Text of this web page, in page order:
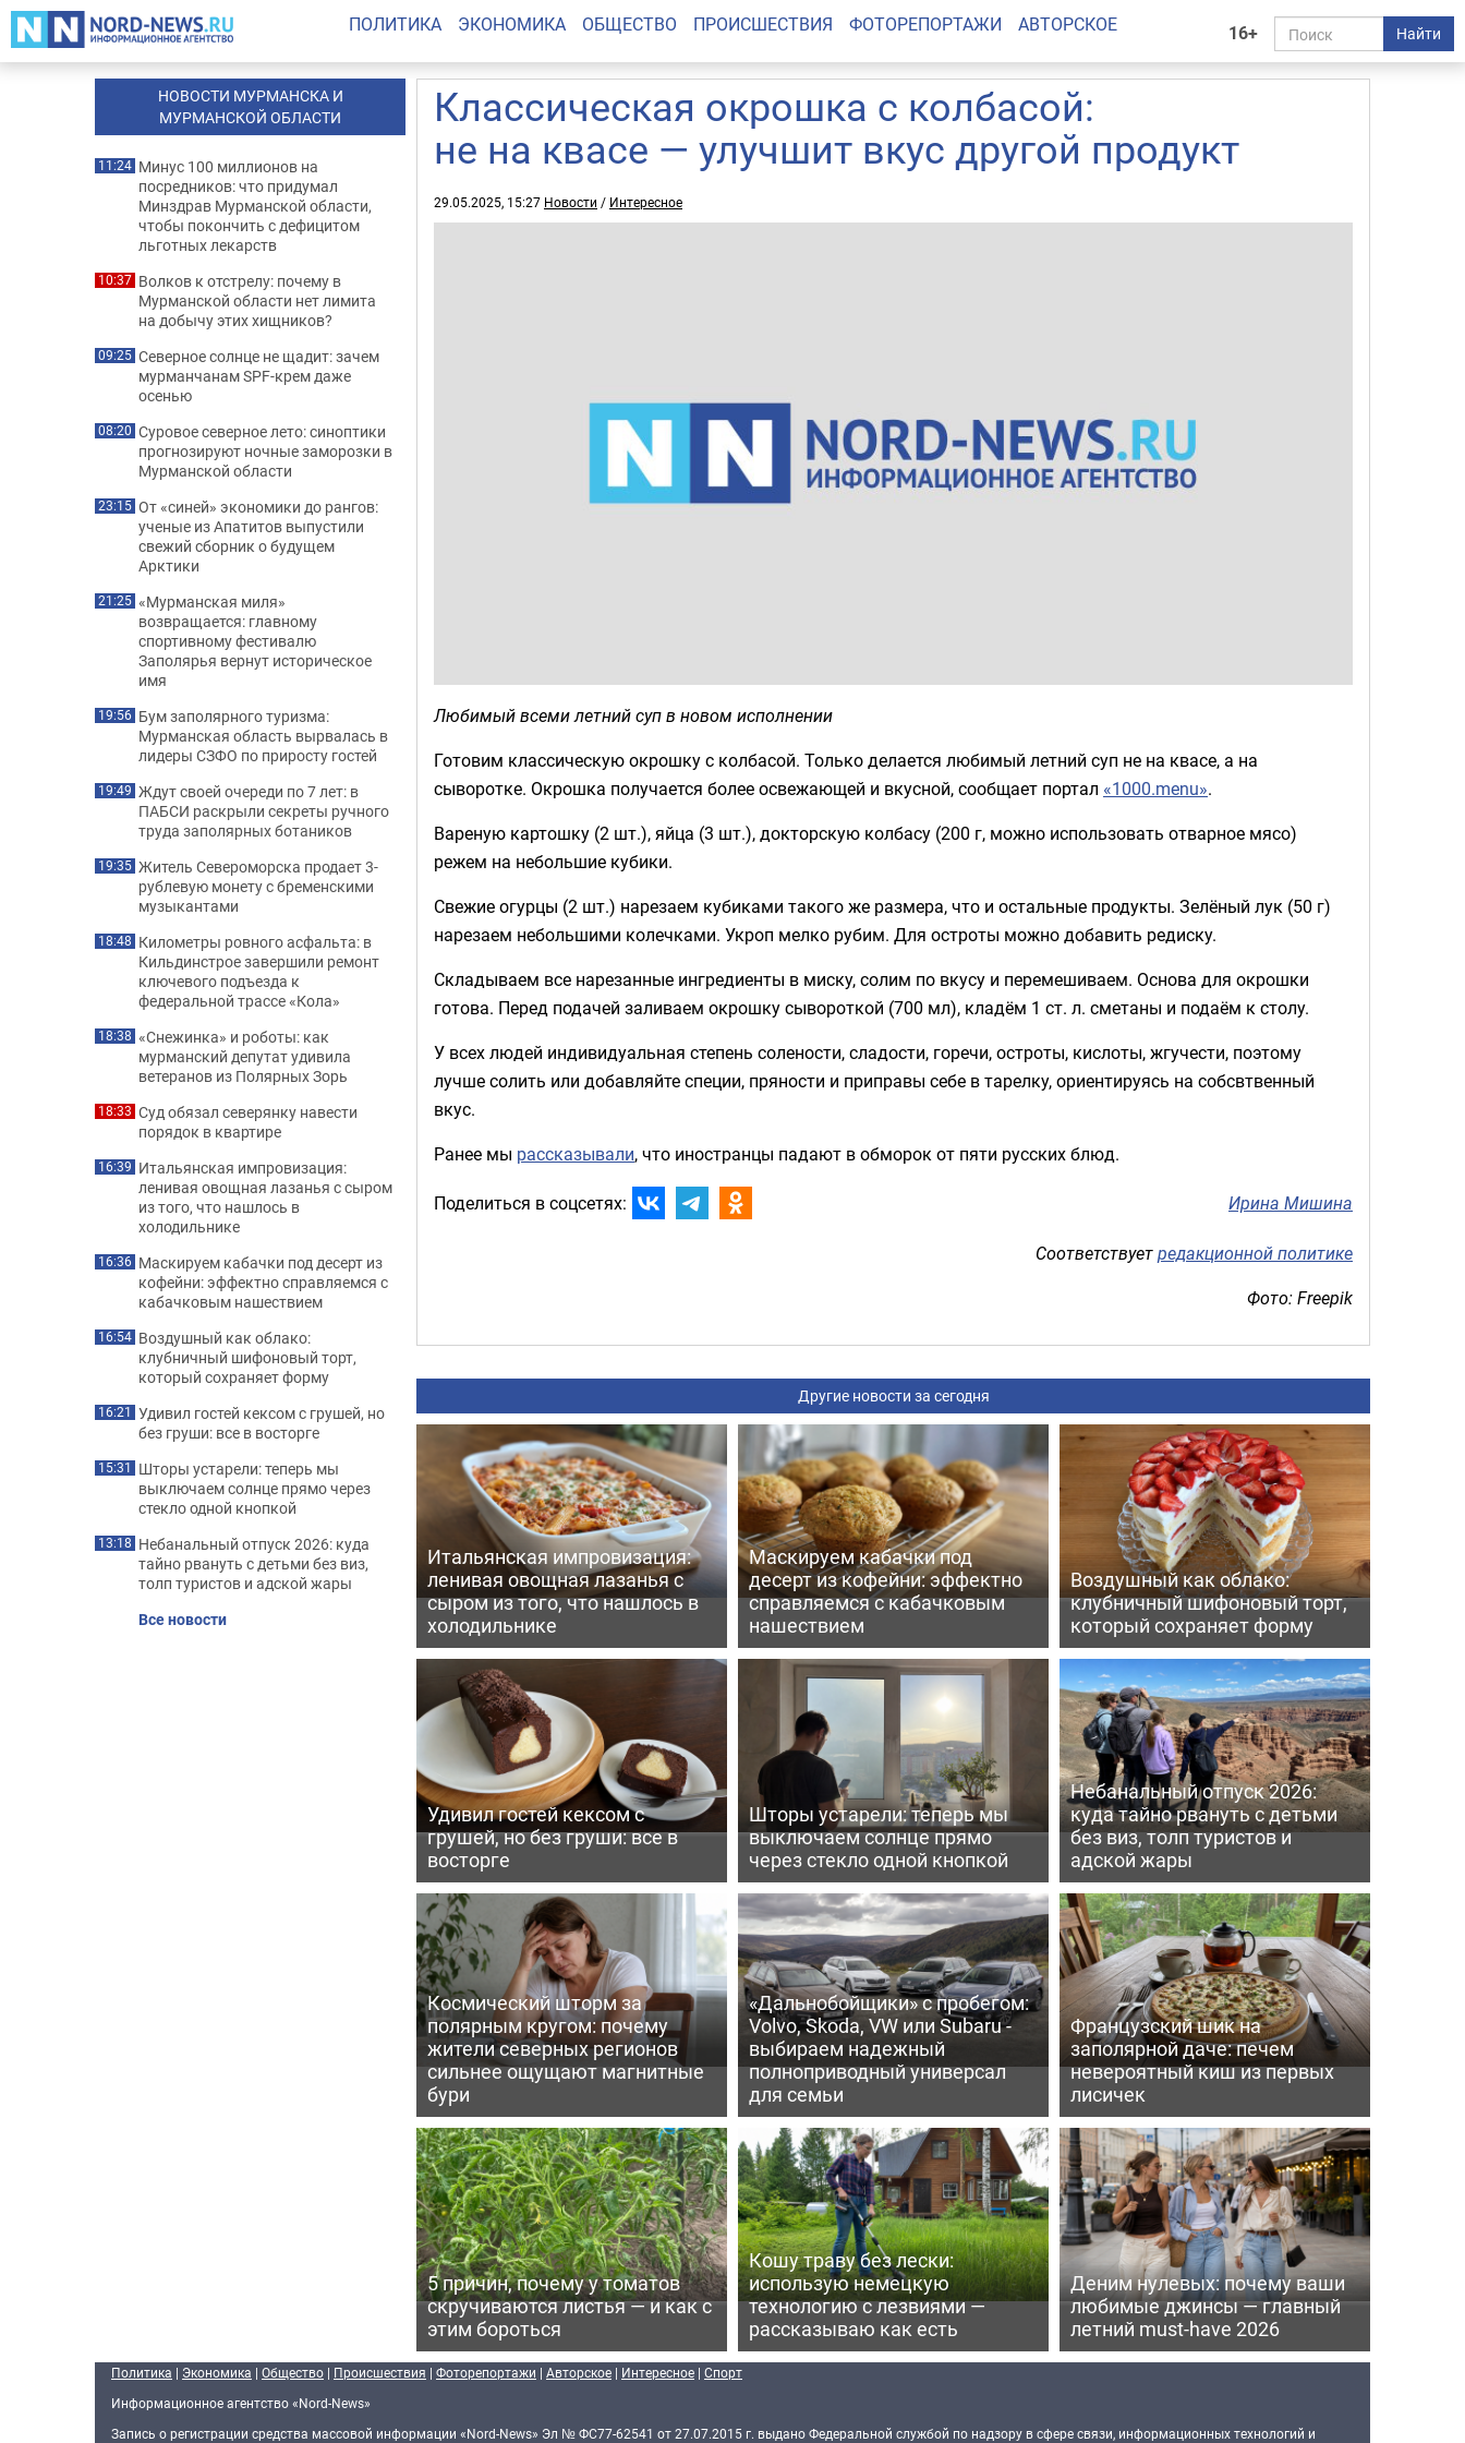
16+ Найти
ПОЛИТИКА ЭКОНОМИКА ОБЩЕСТВО ПРОИСШЕСТВИЯ ФОТОРЕПОРТАЖИ АВТОРСКОЕ
Классическая окрошка с колбасой:
не на квасе — улучшит вкус другой продукт
29.05.2025, 15:27 Новости / Интересное
Любимый всеми летний суп в новом исполнении
Готовим классическую окрошку с колбасой. Только делается любимый летний суп не на квасе, а на
сыворотке. Окрошка получается более освежающей и вкусной, сообщает портал «1000.menu».
Вареную картошку (2 шт.), яйца (3 шт.), докторскую колбасу (200 г, можно использовать отварное мясо)
режем на небольшие кубики.
Свежие огурцы (2 шт.) нарезаем кубиками такого же размера, что и остальные продукты. Зелёный лук (50 г)
нарезаем небольшими колечками. Укроп мелко рубим. Для остроты можно добавить редиску.
Складываем все нарезанные ингредиенты в миску, солим по вкусу и перемешиваем. Основа для окрошки
готова. Перед подачей заливаем окрошку сывороткой (700 мл), кладём 1 ст. л. сметаны и подаём к столу.
У всех людей индивидуальная степень солености, сладости, горечи, остроты, кислоты, жгучести, поэтому
лучше солить или добавляйте специи, пряности и приправы себе в тарелку, ориентируясь на собсвтвенный
вкус.
Ранее мы рассказывали, что иностранцы падают в обморок от пяти русских блюд.
Поделиться в соцсетях: Ирина Мишина
Соответствуетредакционной политике
Фото: Freepik
Другие новости за сегодня
Итальянская импровизация:
ленивая овощная лазанья с
сыром из того, что нашлось в
холодильнике
Маскируем кабачки под
десерт из кофейни: эффектно
справляемся с кабачковым
нашествием
Воздушный как облако:
клубничный шифоновый торт,
который сохраняет форму
Удивил гостей кексом с
грушей, но без груши: все в
восторге
Шторы устарели: теперь мы
выключаем солнце прямо
через стекло одной кнопкой
Небанальный отпуск 2026:
куда тайно рвануть с детьми
без виз, толп туристов и
адской жары
Космический шторм за
полярным кругом: почему
жители северных регионов
сильнее ощущают магнитные
бури
«Дальнобойщики» с пробегом:
Volvo, Skoda, VW или Subaru -
выбираем надежный
полноприводный универсал
для семьи
Французский шик на
заполярной даче: печем
невероятный киш из первых
лисичек
5 причин, почему у томатов
скручиваются листья — и как с
этим бороться
Кошу траву без лески:
использую немецкую
технологию с лезвиями —
рассказываю как есть
Деним нулевых: почему ваши
любимые джинсы — главный
летний must-have 2026
НОВОСТИ МУРМАНСКА И
МУРМАНСКОЙ ОБЛАСТИ
11:24 Минус 100 миллионов на
посредников: что придумал
Минздрав Мурманской области,
чтобы покончить с дефицитом
льготных лекарств
10:37 Волков к отстрелу: почему в
Мурманской области нет лимита
на добычу этих хищников?
09:25 Северное солнце не щадит: зачем
мурманчанам SPF-крем даже
осенью
08:20 Суровое северное лето: синоптики
прогнозируют ночные заморозки в
Мурманской области
23:15 От «синей» экономики до рангов:
ученые из Апатитов выпустили
свежий сборник о будущем
Арктики
21:25 «Мурманская миля»
возвращается: главному
спортивному фестивалю
Заполярья вернут историческое
имя
19:56 Бум заполярного туризма:
Мурманская область вырвалась в
лидеры СЗФО по приросту гостей
19:49 Ждут своей очереди по 7 лет: в
ПАБСИ раскрыли секреты ручного
труда заполярных ботаников
19:35 Житель Североморска продает 3-
рублевую монету с бременскими
музыкантами
18:48 Километры ровного асфальта: в
Кильдинстрое завершили ремонт
ключевого подъезда к
федеральной трассе «Кола»
18:38 «Снежинка» и роботы: как
мурманский депутат удивила
ветеранов из Полярных Зорь
18:33 Суд обязал северянку навести
порядок в квартире
16:39 Итальянская импровизация:
ленивая овощная лазанья с сыром
из того, что нашлось в
холодильнике
16:36 Маскируем кабачки под десерт из
кофейни: эффектно справляемся с
кабачковым нашествием
16:54 Воздушный как облако:
клубничный шифоновый торт,
который сохраняет форму
16:21 Удивил гостей кексом с грушей, но
без груши: все в восторге
15:31 Шторы устарели: теперь мы
выключаем солнце прямо через
стекло одной кнопкой
13:18 Небанальный отпуск 2026: куда
тайно рвануть с детьми без виз,
толп туристов и адской жары
Все новости
Политика | Экономика | Общество | Происшествия | Фоторепортажи | Авторское | Интересное | Спорт
Информационное агентство «Nord-News»
Запись о регистрации средства массовой информации «Nord-News» Эл № ФС77-62541 от 27.07.2015 г. выдано Федеральной службой по надзору в сфере связи, информационных технологий и